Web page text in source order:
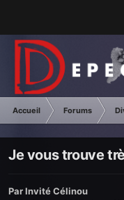
Accueil Forums
Je vous trouve
Par Invité Célinou